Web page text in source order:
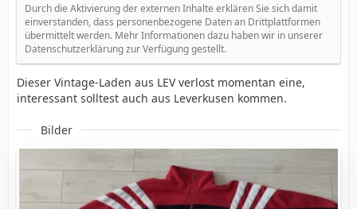
Durch die Aktivierung der externen Inhalte erklären Sie sich damit
einverstanden, dass personenbezogene Daten an Drittplattformen
übermittelt werden. Mehr Informationen dazu haben wir in unserer
Datenschutzerklärung zur Verfügung gestellt.
Dieser Vintage-Laden aus LEV verlost momentan eine,
interessant solltest auch aus Leverkusen kommen.
Bilder